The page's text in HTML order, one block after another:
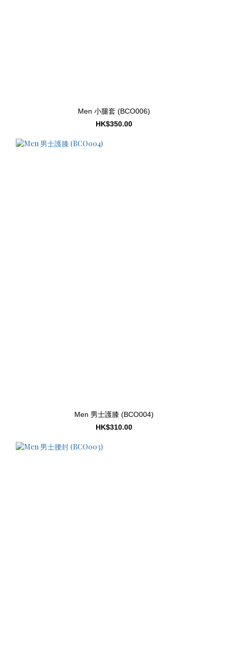
Men 小腿套 (BCO006)
HK$350.00
Men 男士護膝 (BCO004)
HK$310.00